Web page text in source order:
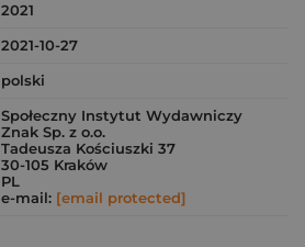
2021
2021-10-27
polski
Społeczny Instytut Wydawniczy
Znak Sp. z o.o.
Tadeusza Kościuszki 37
30-105 Kraków
PL
e-mail: [email protected]